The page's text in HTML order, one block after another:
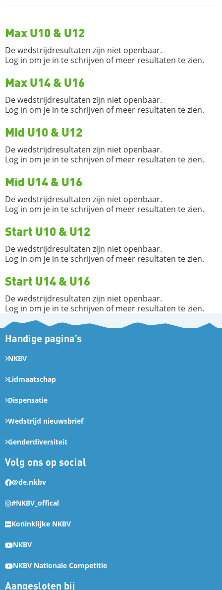
Max U10 & U12
De wedstrijdresultaten zijn niet openbaar.
Log in om je in te schrijven of meer resultaten te zien.
Max U14 & U16
De wedstrijdresultaten zijn niet openbaar.
Log in om je in te schrijven of meer resultaten te zien.
Mid U10 & U12
De wedstrijdresultaten zijn niet openbaar.
Log in om je in te schrijven of meer resultaten te zien.
Mid U14 & U16
De wedstrijdresultaten zijn niet openbaar.
Log in om je in te schrijven of meer resultaten te zien.
Start U10 & U12
De wedstrijdresultaten zijn niet openbaar.
Log in om je in te schrijven of meer resultaten te zien.
Start U14 & U16
De wedstrijdresultaten zijn niet openbaar.
Log in om je in te schrijven of meer resultaten te zien.
Handige pagina’s
NKBV
Lidmaatschap
Dispensatie
Wedstrijd nieuwsbrief
Genderdiversiteit
Volg ons op social
@de.nkbv
#NKBV_offical
Koninklijke NKBV
NKBV
NKBV Nationale Competitie
Aangesloten bij